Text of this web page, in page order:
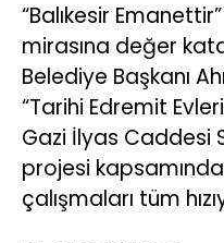
“Balıkesir
mirasına değer
Belediye Başkanı
“Tarihi Edremit
Gazi İlyas Caddesi
projesi
çalışmaları tüm